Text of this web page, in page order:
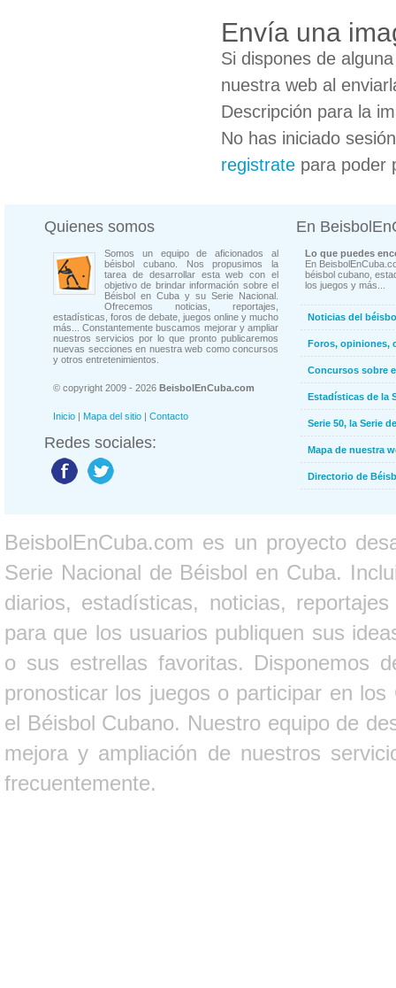
Envía una
Si dispones de
nuestra web al
Descripción para la
No has iniciado
registrate para poder
Quienes somos
Somos un equipo de aficionados al
béisbol cubano. Nos propusimos la
tarea de desarrollar esta web con el
objetivo de brindar información sobre el
Béisbol en Cuba y su Serie Nacional.
Ofrecemos noticias, reportajes,
estadísticas, foros de debate, juegos online y mucho
más... Constantemente buscamos mejorar y ampliar
nuestros servicios por lo que pronto publicaremos
nuevas secciones en nuestra web como concursos
y otros entretenimientos.
© copyright 2009 - 2026 BeisbolEnCuba.com
Inicio | Mapa del sitio | Contacto
Redes sociales:
En
Lo que puedes
En
béisbol cubano,
los juegos y más...
Noticias del
Foros, opiniones,
Concursos sobre
Estadísticas de la
Serie 50, la Serie
Mapa de nuestra
Directorio de
BeisbolEnCuba.com es un proyecto
Serie Nacional de Béisbol en Cuba.
diarios, estadísticas, noticias,
para que los usuarios publiquen sus
o sus estrellas favoritas. Disponemos
pronosticar los juegos o participar en
el Béisbol Cubano. Nuestro equipo de
mejora y ampliación de nuestros
frecuentemente.